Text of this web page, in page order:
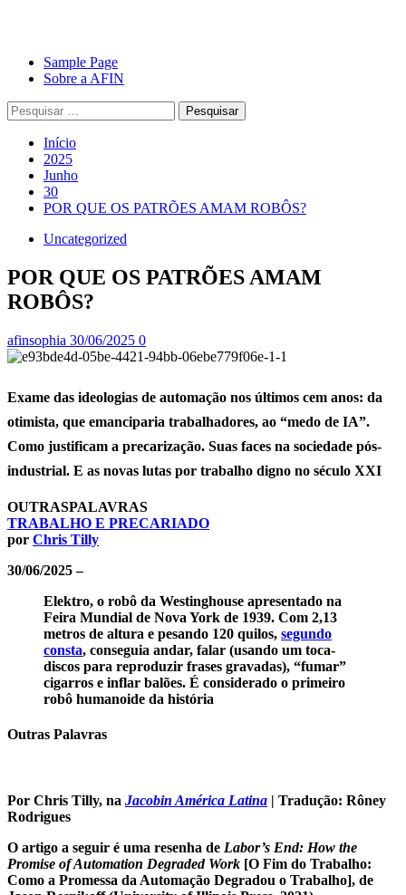
Avançar
para
conteúdo
Primary
Menu
Sample Page
Sobre a AFIN
Pesquisar
por:
Início
2025
Junho
30
POR QUE OS PATRÕES AMAM ROBÔS?
Uncategorized
POR QUE OS PATRÕES AMAM
ROBÔS?
afinsophia 30/06/2025 0
Exame das ideologias de automação nos últimos cem anos: da
otimista, que emanciparia trabalhadores, ao “medo de IA”.
Como justificam a precarização. Suas faces na sociedade pós-
industrial. E as novas lutas por trabalho digno no século XXI
OUTRASPALAVRAS
TRABALHO E PRECARIADO
por Chris Tilly
30/06/2025 –
Elektro, o robô da Westinghouse apresentado na
Feira Mundial de Nova York de 1939. Com 2,13
metros de altura e pesando 120 quilos, segundo
consta, conseguia andar, falar (usando um toca-
discos para reproduzir frases gravadas), “fumar”
cigarros e inflar balões. É considerado o primeiro
robô humanoide da história
Outras Palavras
Por Chris Tilly, na Jacobin América Latina | Tradução: Rôney
Rodrigues
O artigo a seguir é uma resenha de Labor’s End: How the
Promise of Automation Degraded Work [O Fim do Trabalho:
Como a Promessa da Automação Degradou o Trabalho], de